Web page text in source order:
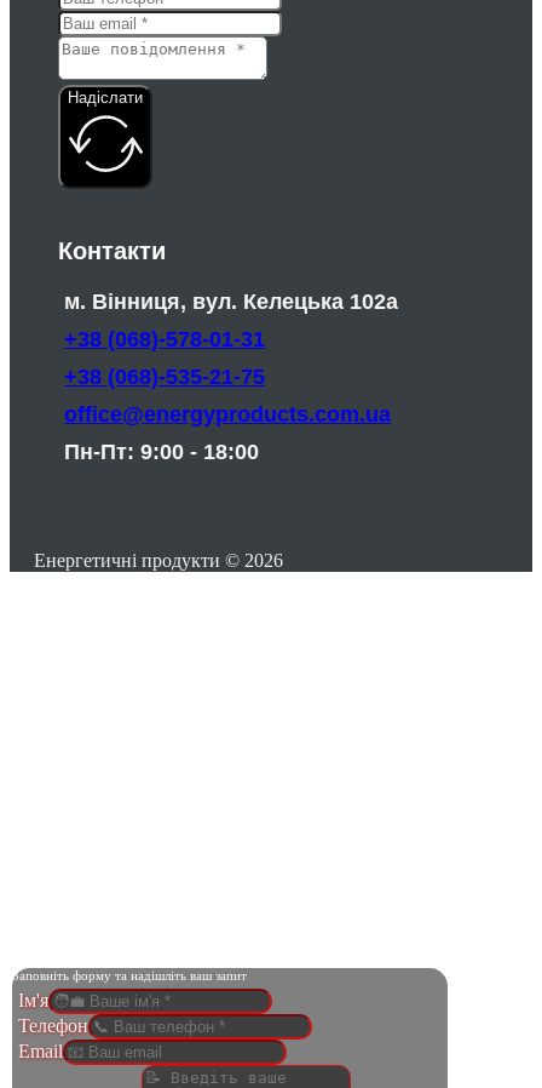
Надіслати
Контакти
м. Вінниця, вул. Келецька 102а
+38 (068)-578-01-31
+38 (068)-535-21-75
office@energyproducts.com.ua
Пн-Пт: 9:00 - 18:00
Енергетичні продукти © 2026
Заповніть форму та надішліть ваш запит
Ім'я
Телефон
Email